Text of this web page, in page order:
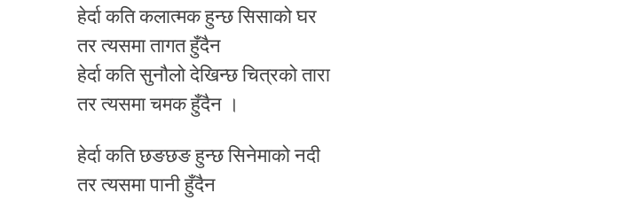
हेर्दा कति कलात्मक हुन्छ सिसाको घर
तर त्यसमा तागत हुँदैन
हेर्दा कति सुनौलो देखिन्छ चित्रको तारा
तर त्यसमा चमक हुँदैन ।
हेर्दा कति छङछङ हुन्छ सिनेमाको नदी
तर त्यसमा पानी हुँदैन